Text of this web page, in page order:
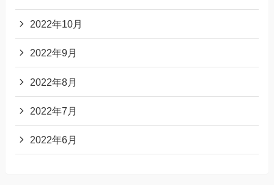
2022年10月
2022年9月
2022年8月
2022年7月
2022年6月